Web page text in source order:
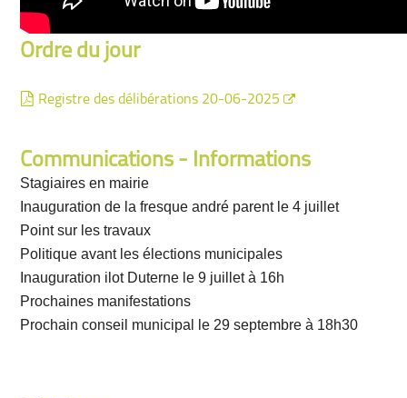
Ordre du jour
Registre des délibérations 20-06-2025
Communications - Informations
Stagiaires en mairie
Inauguration de la fresque andré parent le 4 juillet
Point sur les travaux
Politique avant les élections municipales
Inauguration ilot Duterne le 9 juillet à 16h
Prochaines manifestations
Prochain conseil municipal le 29 septembre à 18h30